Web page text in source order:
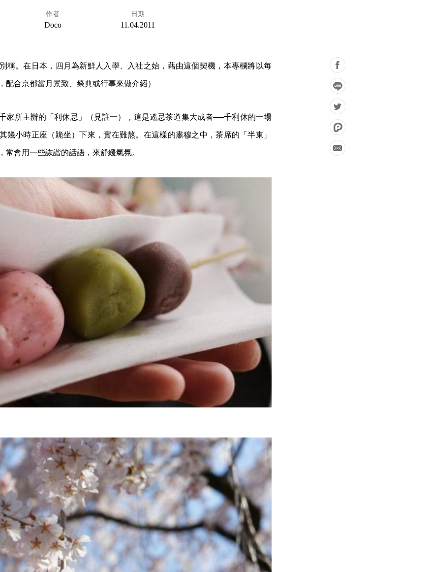
作者
Doco
日期
11.04.2011
稱。在日本，四月為新鮮人入學、入社之始，藉由這個契機，本專欄將以每
配合京都當月景致、祭典或行事來做介紹）
家所主辦的「利休忌」（見註一），這是遙忌茶道集大成者──千利休的一場
幾小時正座（跪坐）下來，實在難熬。在這樣的肅穆之中，茶席的「半東」
常會用一些詼諧的話語，來舒緩氣氛。